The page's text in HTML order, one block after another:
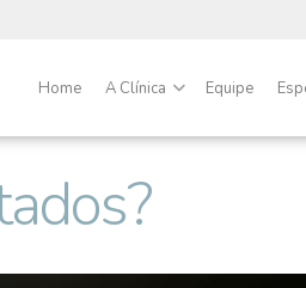
Home A Clínica Equipe